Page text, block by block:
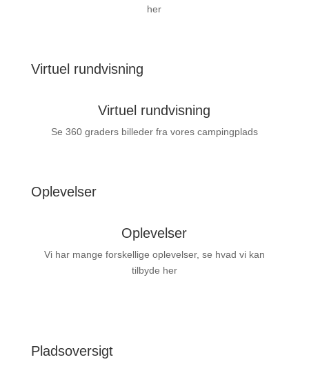
her
Virtuel rundvisning
Virtuel rundvisning
Se 360 graders billeder fra vores campingplads
Oplevelser
Oplevelser
Vi har mange forskellige oplevelser, se hvad vi kan
tilbyde her
Pladsoversigt